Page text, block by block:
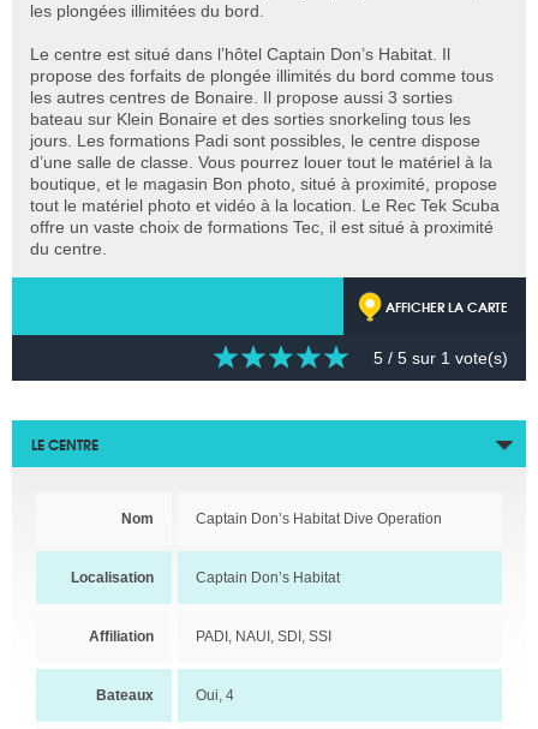
les plongées illimitées du bord.
Le centre est situé dans l’hôtel Captain Don’s Habitat. Il
propose des forfaits de plongée illimités du bord comme tous
les autres centres de Bonaire. Il propose aussi 3 sorties
bateau sur Klein Bonaire et des sorties snorkeling tous les
jours. Les formations Padi sont possibles, le centre dispose
d’une salle de classe. Vous pourrez louer tout le matériel à la
boutique, et le magasin Bon photo, situé à proximité, propose
tout le matériel photo et vidéo à la location. Le Rec Tek Scuba
offre un vaste choix de formations Tec, il est situé à proximité
du centre.
AFFICHER LA CARTE
5 / 5 sur 1 vote(s)
LE CENTRE
Nom Captain Don’s Habitat Dive Operation
Localisation Captain Don’s Habitat
Affiliation PADI, NAUI, SDI, SSI
Bateaux Oui, 4